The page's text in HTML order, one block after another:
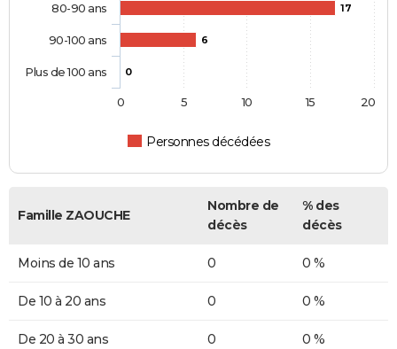
17
6
0
Personnes décédées
80-90 ans
90-100 ans
Plus de 100 ans
0 5 10 15 20
Famille ZAOUCHE
Nombre de
décès
% des
décès
Moins de 10 ans 0 0 %
De 10 à 20 ans 0 0 %
De 20 à 30 ans 0 0 %